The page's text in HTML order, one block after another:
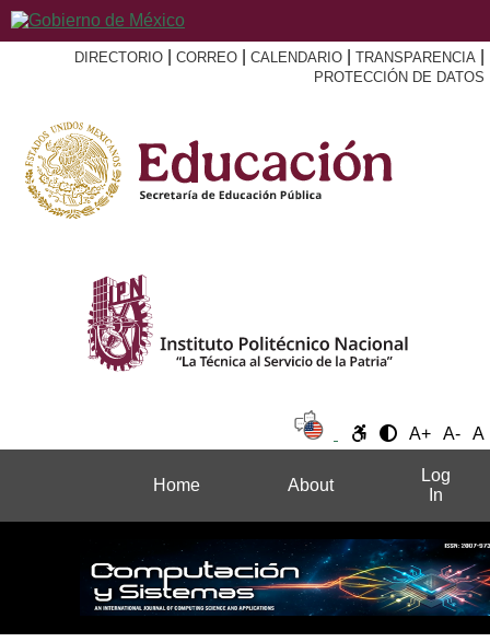
DIRECTORIO CORREO CALENDARIO TRANSPARENCIA
PROTECCIÓN DE DATOS
A+ A- A
Home About
Log
In